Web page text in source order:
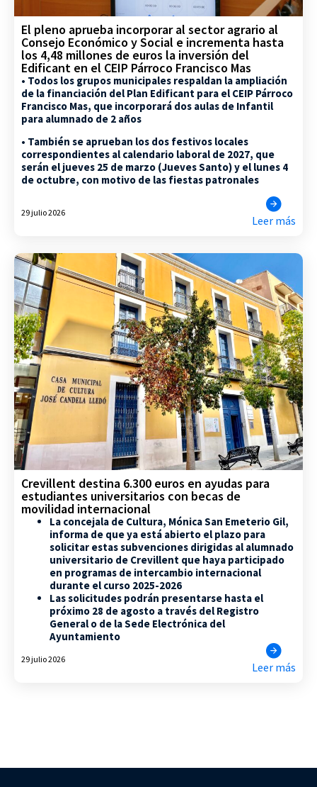
El pleno aprueba incorporar al sector agrario al
Consejo Económico y Social e incrementa hasta
los 4,48 millones de euros la inversión del
Edificant en el CEIP Párroco Francisco Mas
• Todos los grupos municipales respaldan la ampliación
de la financiación del Plan Edificant para el CEIP Párroco
Francisco Mas, que incorporará dos aulas de Infantil
para alumnado de 2 años
• También se aprueban los dos festivos locales
correspondientes al calendario laboral de 2027, que
serán el jueves 25 de marzo (Jueves Santo) y el lunes 4
de octubre, con motivo de las fiestas patronales
29 julio 2026
Leer más
Crevillent destina 6.300 euros en ayudas para
estudiantes universitarios con becas de
movilidad internacional
La concejala de Cultura, Mónica San Emeterio Gil,
informa de que ya está abierto el plazo para
solicitar estas subvenciones dirigidas al alumnado
universitario de Crevillent que haya participado
en programas de intercambio internacional
durante el curso 2025-2026
Las solicitudes podrán presentarse hasta el
próximo 28 de agosto a través del Registro
General o de la Sede Electrónica del
Ayuntamiento
29 julio 2026
Leer más